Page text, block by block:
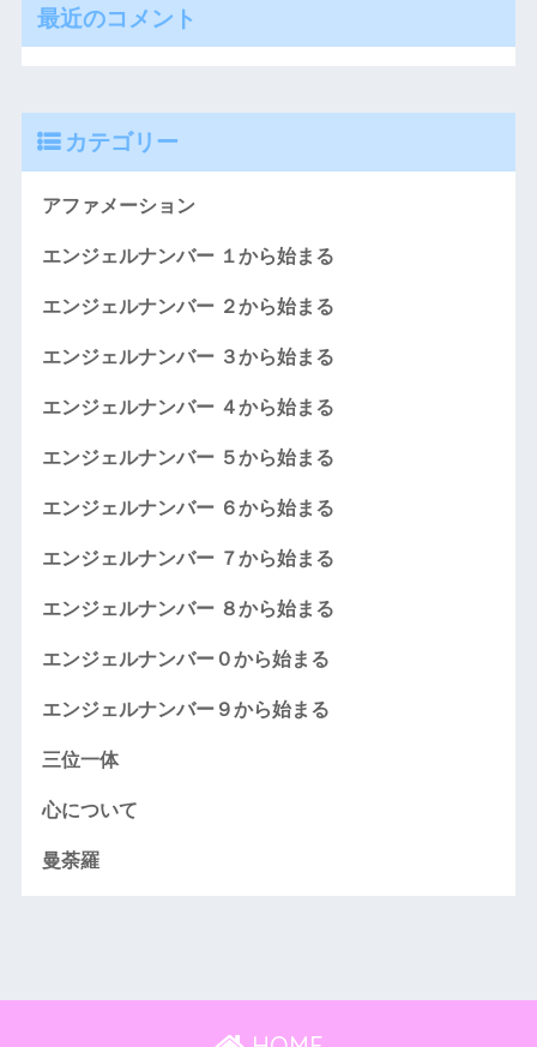
最近のコメント
カテゴリー
アファメーション
エンジェルナンバー １から始まる
エンジェルナンバー ２から始まる
エンジェルナンバー ３から始まる
エンジェルナンバー ４から始まる
エンジェルナンバー ５から始まる
エンジェルナンバー ６から始まる
エンジェルナンバー ７から始まる
エンジェルナンバー ８から始まる
エンジェルナンバー０から始まる
エンジェルナンバー９から始まる
三位一体
心について
曼荼羅